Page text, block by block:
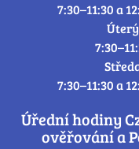
7:30–11:30 a
Úterý
7:30–11:30 a
Úřední hodiny
ověřování a